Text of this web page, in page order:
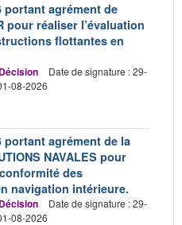
portant agrément de
pour réaliser l’évaluation
flottantes en
Décision
Date de signature : 29-
08-2026
portant agrément de la
NAVALES pour
des
navigation intérieure.
Décision
Date de signature : 29-
08-2026